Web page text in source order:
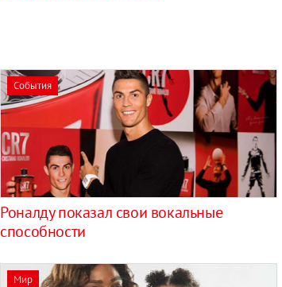
События
Роналду показал свои вокальные
способности
Мир